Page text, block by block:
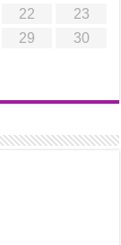
22
23
29
30